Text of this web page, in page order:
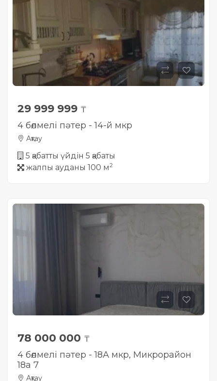
29 999 999 ₸
4 бөлмелі пәтер - 14-й мкр
Ақтау
5 қабатты үйдін 5 қабаты
жалпы ауданы 100 м2
78 000 000 ₸
4 бөлмелі пәтер - 18А мкр, Микрорайон
18а 7
Ақтау